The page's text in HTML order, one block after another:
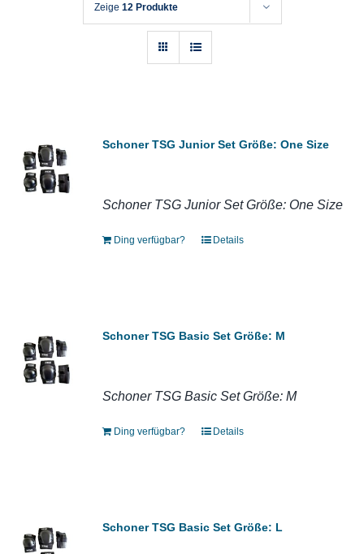
Zeige 12 Produkte
Schoner TSG Junior Set Größe: One Size
Schoner TSG Junior Set Größe: One Size
Ding verfügbar? Details
Schoner TSG Basic Set Größe: M
Schoner TSG Basic Set Größe: M
Ding verfügbar? Details
Schoner TSG Basic Set Größe: L